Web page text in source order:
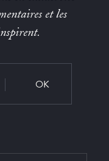
et les
OK